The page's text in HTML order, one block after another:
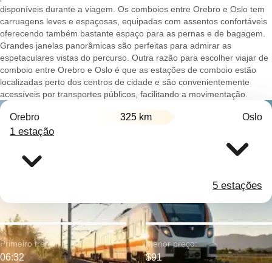
disponíveis durante a viagem. Os comboios entre Orebro e Oslo tem
carruagens leves e espaçosas, equipadas com assentos confortáveis
oferecendo também bastante espaço para as pernas e de bagagem.
Grandes janelas panorâmicas são perfeitas para admirar as
espetaculares vistas do percurso. Outra razão para escolher viajar de
comboio entre Orebro e Oslo é que as estações de comboio estão
localizadas perto dos centros de cidade e são convenientemente
acessíveis por transportes públicos, facilitando a movimentação.
Orebro 325 km Oslo
1 estação
5 estações
Primeiro trem:
06:32
Menor preço:
$91